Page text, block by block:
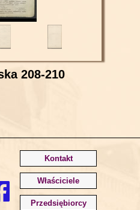
208-210
Kontakt
Właściciele
Przedsiębiorcy